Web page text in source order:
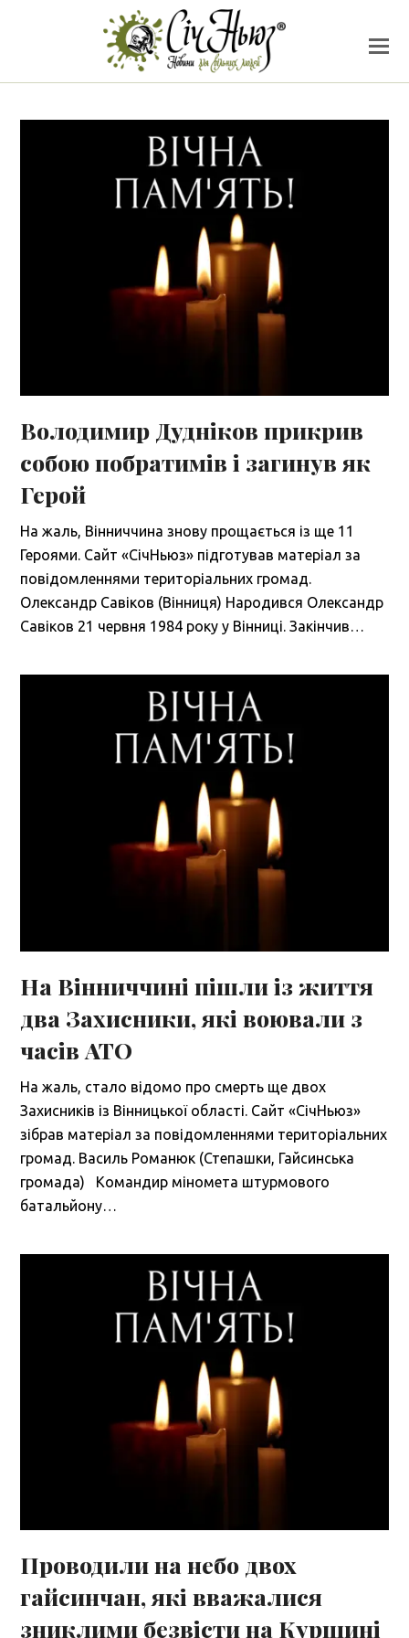
Володимир Дудніков прикрив
собою побратимів і загинув як
Герой
На жаль, Вінниччина знову прощається із ще 11
Героями. Сайт «СічНьюз» підготував матеріал за
повідомленнями територіальних громад.
Олександр Савіков (Вінниця) Народився Олександр
Савіков 21 червня 1984 року у Вінниці. Закінчив…
На Вінниччині пішли із життя
два Захисники, які воювали з
часів АТО
На жаль, стало відомо про смерть ще двох
Захисників із Вінницької області. Сайт «СічНьюз»
зібрав матеріал за повідомленнями територіальних
громад. Василь Романюк (Степашки, Гайсинська
громада) Командир міномета штурмового
батальйону…
Проводили на небо двох
гайсинчан, які вважалися
зниклими безвісти на Курщині